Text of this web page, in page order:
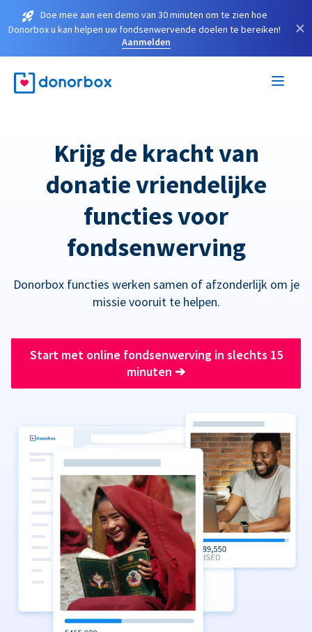
Doe mee aan een demo van 30 minuten om te zien hoe
Donorbox u kan helpen uw fondsenwervende doelen te bereiken!
Aanmelden
×
Krijg de kracht van
donatie vriendelijke
functies voor
fondsenwerving
Donorbox functies werken samen of afzonderlijk om je
missie vooruit te helpen.
Start met online fondsenwerving in slechts 15
minuten ➔